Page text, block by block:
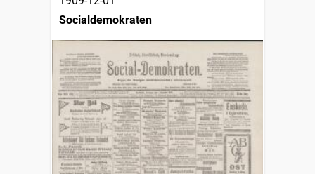
Socialdemokraten